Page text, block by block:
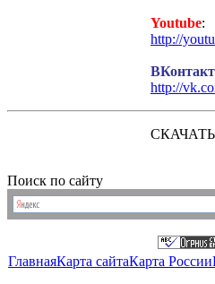
Youtube:
http://
http://
СКАЧАТЬ
Поиск по сайту
ГлавнаяКарта сайтаКарта России